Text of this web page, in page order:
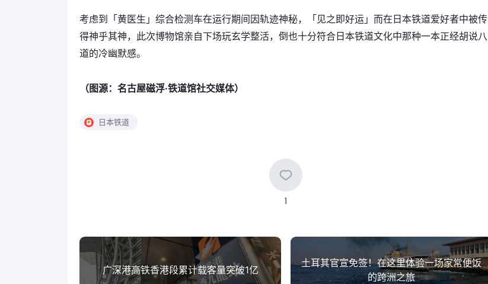
考虑到「黄医生」综合检测车在运行期间因轨迹神秘，「见之即好运」而在日本铁道爱好者中被传
得神乎其神，此次博物馆亲自下场玩玄学整活，倒也十分符合日本铁道文化中那种一本正经胡说八
道的冷幽默感。
（图源：名古屋磁浮·铁道馆社交媒体）
日本铁道
1
广深港高铁香港段累计载客量突破1亿
土耳其官宣免签！在这里体验一场家常便饭
的跨洲之旅